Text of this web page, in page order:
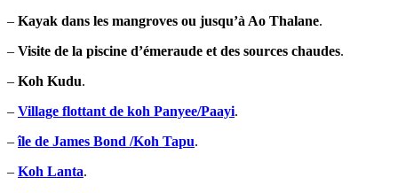
– Kayak dans les mangroves ou jusqu’à Ao Thalane.
– Visite de la piscine d’émeraude et des sources chaudes.
– Koh Kudu.
– Village flottant de koh Panyee/Paayi.
–île de James Bond /Koh Tapu.
– Koh Lanta.